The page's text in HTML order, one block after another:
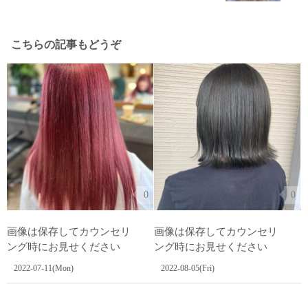
こちらの記事もどうぞ
0
画像は保存してカウンセリ
ング時にお見せください︎ ⁡ ︎
2022-07-11(Mon)
0
画像は保存してカウンセリ
ング時にお見せください︎ ⁡ ︎
2022-08-05(Fri)